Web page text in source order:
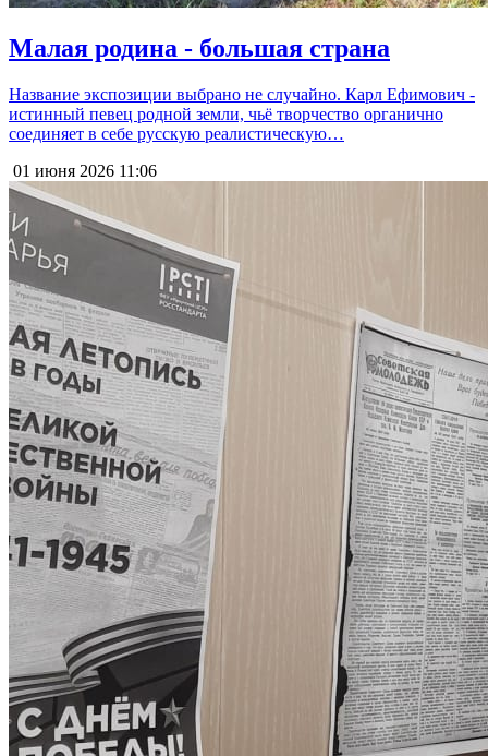
Малая родина - большая страна
Название экспозиции выбрано не случайно. Карл Ефимович -
истинный певец родной земли, чьё творчество органично
соединяет в себе русскую реалистическую…
01 июня 2026 11:06